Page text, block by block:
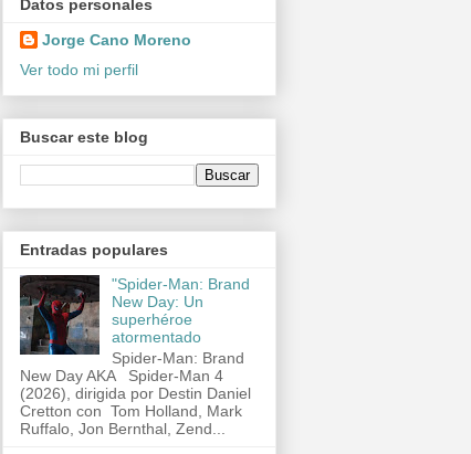
Datos personales
Jorge Cano Moreno
Ver todo mi perfil
Buscar este blog
Entradas populares
"Spider-Man: Brand
New Day: Un
superhéroe
atormentado
Spider-Man: Brand
New Day AKA Spider-Man 4
(2026), dirigida por Destin Daniel
Cretton con Tom Holland, Mark
Ruffalo, Jon Bernthal, Zend...